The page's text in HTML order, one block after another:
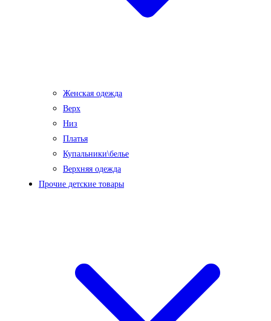
Женская одежда
Верх
Низ
Платья
Купальники\белье
Верхняя одежда
Прочие детские товары